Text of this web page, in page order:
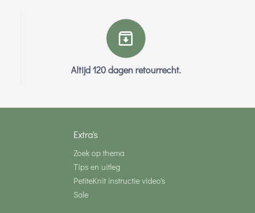
Altijd 120 dagen retourrecht.
Extra's
Zoek op thema
Tips en uitleg
PetiteKnit instructie video's
Sale